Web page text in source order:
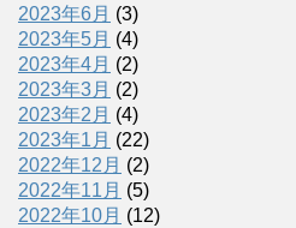
2023年6月 (3)
2023年5月 (4)
2023年4月 (2)
2023年3月 (2)
2023年2月 (4)
2023年1月 (22)
2022年12月 (2)
2022年11月 (5)
2022年10月 (12)